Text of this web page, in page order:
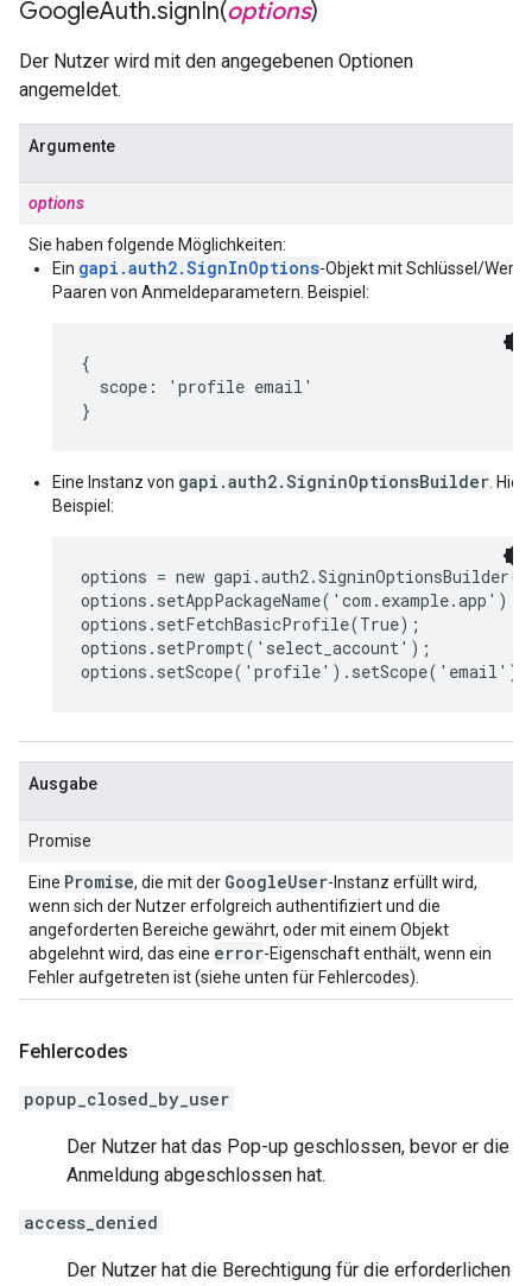
GoogleAuth.signIn(options)
Der Nutzer wird mit den angegebenen Optionen
angemeldet.
Argumente
options
Sie haben folgende Möglichkeiten:
Ein gapi.auth2.SignInOptions-Objekt mit Schlüssel/Wert-
Paaren von Anmeldeparametern. Beispiel:
{
  scope: 'profile email'
}
Eine Instanz von gapi.auth2.SigninOptionsBuilder .
Beispiel:
options = new
options.setAppPackageName('com.example.app');
options.setFetchBasicProfile(True);
options.setPrompt('select_account');
options.setScope('profile').setScope('email');
Ausgabe
Promise
Eine Promise, die mit der GoogleUser-Instanz erfüllt wird,
wenn sich der Nutzer erfolgreich authentifiziert und die
angeforderten Bereiche gewährt, oder mit einem Objekt
abgelehnt wird, das eine error-Eigenschaft enthält, wenn ein
Fehler aufgetreten ist (siehe unten für Fehlercodes).
Fehlercodes
popup_closed_by_user
Der Nutzer hat das Pop-up geschlossen, bevor er die
Anmeldung abgeschlossen hat.
access_denied
Der Nutzer hat die Berechtigung für die erforderlichen